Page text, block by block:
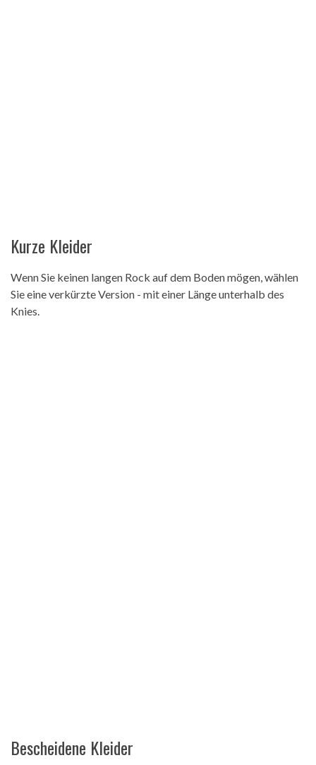
Kurze Kleider
Wenn Sie keinen langen Rock auf dem Boden mögen, wählen
Sie eine verkürzte Version - mit einer Länge unterhalb des
Knies.
Bescheidene Kleider